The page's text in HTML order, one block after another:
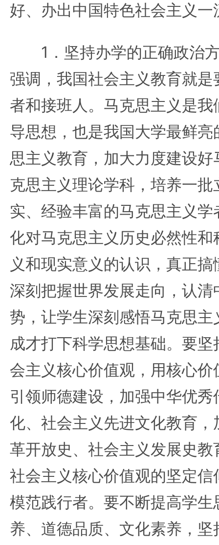
好、办出中国特色社会主义一
1．坚持办学的正确政治方
强调，我国社会主义教育就
者和接班人。马克思主义是
导思想，也是我国大学最鲜
思主义教育，加大力度建设
克思主义理论学科，培养一
实、经验丰富的马克思主义
化对马克思主义历史必然性
义和现实意义的认识，真正
深刻把握世界发展走向，认
势，让学生深刻感悟马克思
成才打下科学思想基础。要
会主义核心价值观，用核心
引领师德建设，加强中华优
化、社会主义先进文化教育
革开放史、社会主义发展史
社会主义核心价值观的坚定
模范践行者。要不断提高学
养、道德品质、文化素养，